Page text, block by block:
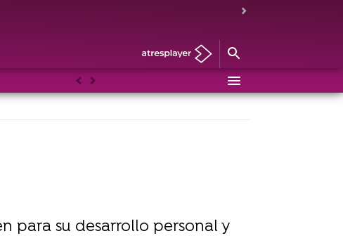
AnteriorSiguiente
para su desarrollo personal y